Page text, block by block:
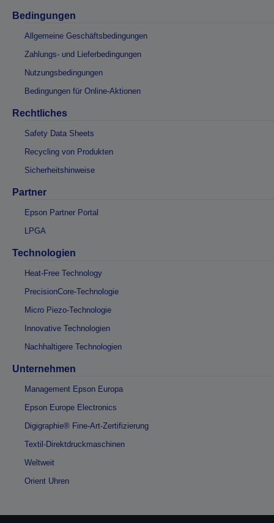
Bedingungen
Allgemeine Geschäftsbedingungen
Zahlungs- und Lieferbedingungen
Nutzungsbedingungen
Bedingungen für Online-Aktionen
Rechtliches
Safety Data Sheets
Recycling von Produkten
Sicherheitshinweise
Partner
Epson Partner Portal
LPGA
Technologien
Heat-Free Technology
PrecisionCore-Technologie
Micro Piezo-Technologie
Innovative Technologien
Nachhaltigere Technologien
Unternehmen
Management Epson Europa
Epson Europe Electronics
Digigraphie® Fine-Art-Zertifizierung
Textil-Direktdruckmaschinen
Weltweit
Orient Uhren